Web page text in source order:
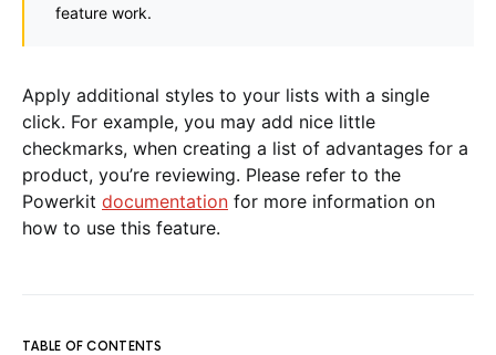
feature work.
Apply additional styles to your lists with a single
click. For example, you may add nice little
checkmarks, when creating a list of advantages for a
product, you’re reviewing. Please refer to the
Powerkit documentation for more information on
how to use this feature.
TABLE OF CONTENTS